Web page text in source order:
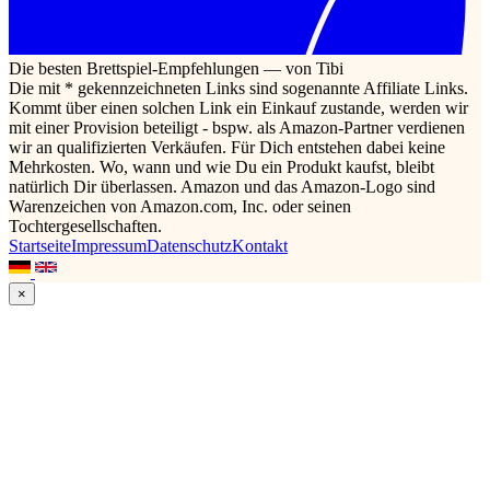
Die besten Brettspiel-Empfehlungen — von Tibi
Die mit * gekennzeichneten Links sind sogenannte Affiliate Links.
Kommt über einen solchen Link ein Einkauf zustande, werden wir
mit einer Provision beteiligt - bspw. als Amazon-Partner verdienen
wir an qualifizierten Verkäufen. Für Dich entstehen dabei keine
Mehrkosten. Wo, wann und wie Du ein Produkt kaufst, bleibt
natürlich Dir überlassen. Amazon und das Amazon-Logo sind
Warenzeichen von Amazon.com, Inc. oder seinen
Tochtergesellschaften.
StartseiteImpressumDatenschutzKontakt
×